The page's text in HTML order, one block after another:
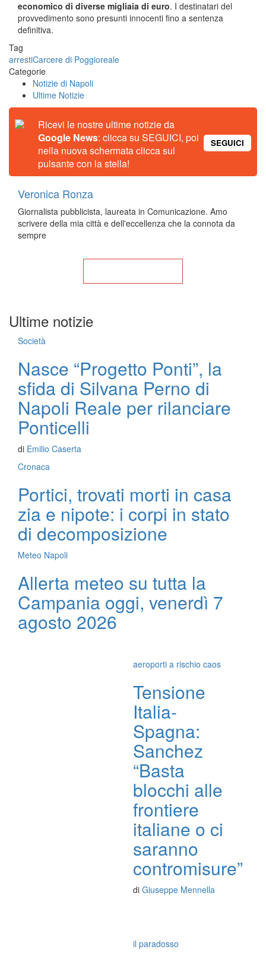
economico di diverse migliaia di euro. I destinatari del
provvedimento sono presunti innocenti fino a sentenza
definitiva.
Tag
arrestiCarcere di Poggioreale
Categorie
Notizie di Napoli
Ultime Notizie
Ricevi le nostre ultime notizie da
Google News: clicca su SEGUICI, poi
nella nuova schermata clicca sul
pulsante con la stella!
SEGUICI
Veronica Ronza
Giornalista pubblicista, laureata in Comunicazione. Amo
scrivere della mia città e dell'eccellenza che la connota da
sempre
Ultime notizie
Società
Nasce “Progetto Ponti”, la
sfida di Silvana Perno di
Napoli Reale per rilanciare
Ponticelli
di Emilio Caserta
Cronaca
Portici, trovati morti in casa
zia e nipote: i corpi in stato
di decomposizione
Meteo Napoli
Allerta meteo su tutta la
Campania oggi, venerdì 7
agosto 2026
aeroporti a rischio caos
Tensione
Italia-
Spagna:
Sanchez
“Basta
blocchi alle
frontiere
italiane o ci
saranno
contromisure”
di Giuseppe Mennella
il paradosso